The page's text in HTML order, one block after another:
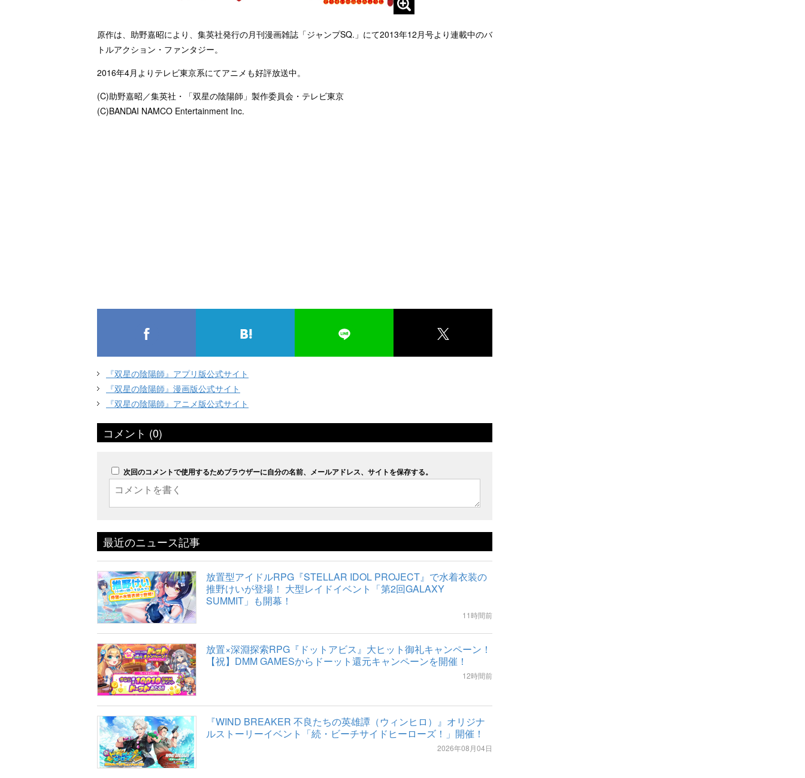
原作は、助野嘉昭により、集英社発行の月刊漫画雑誌「ジャンプSQ.」にて2013年12月号より連載中のバ
トルアクション・ファンタジー。
2016年4月よりテレビ東京系にてアニメも好評放送中。
(C)助野嘉昭／集英社・「双星の陰陽師」製作委員会・テレビ東京
(C)BANDAI NAMCO Entertainment Inc.
『双星の陰陽師』アプリ版公式サイト
『双星の陰陽師』漫画版公式サイト
『双星の陰陽師』アニメ版公式サイト
コメント (0)
次回のコメントで使用するためブラウザーに自分の名前、メールアドレス、サイトを保存する。
最近のニュース記事
放置型アイドルRPG『STELLAR IDOL PROJECT』で水着衣装の
推野けいが登場！ 大型レイドイベント「第2回GALAXY
SUMMIT」も開幕！
11時間前
放置×深淵探索RPG『ドットアビス』大ヒット御礼キャンペーン！
【祝】DMM GAMESからドーット還元キャンペーンを開催！
12時間前
『WIND BREAKER 不良たちの英雄譚（ウィンヒロ）』オリジナ
ルストーリーイベント「続・ビーチサイドヒーローズ！」開催！
2026年08月04日